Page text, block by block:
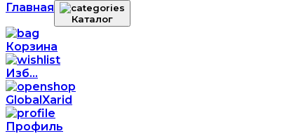
Главная
Каталог
Корзина
Изб...
GlobalXarid
Профиль